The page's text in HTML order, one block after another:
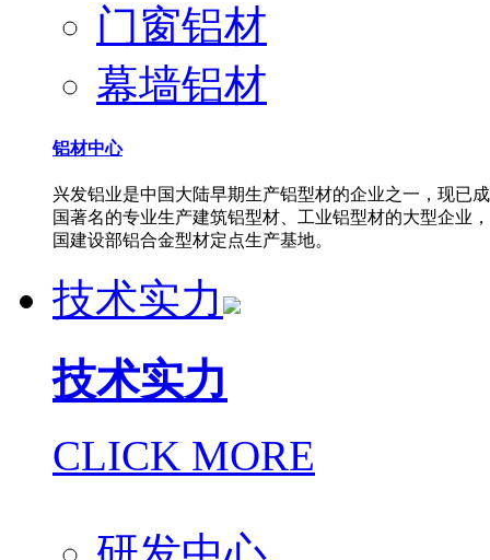
门窗铝材
幕墙铝材
铝材中心
兴发铝业是中国大陆早期生产铝型材的企业之一，现已
国著名的专业生产建筑铝型材、工业铝型材的大型企业
国建设部铝合金型材定点生产基地。
技术实力
技术实力
CLICK MORE